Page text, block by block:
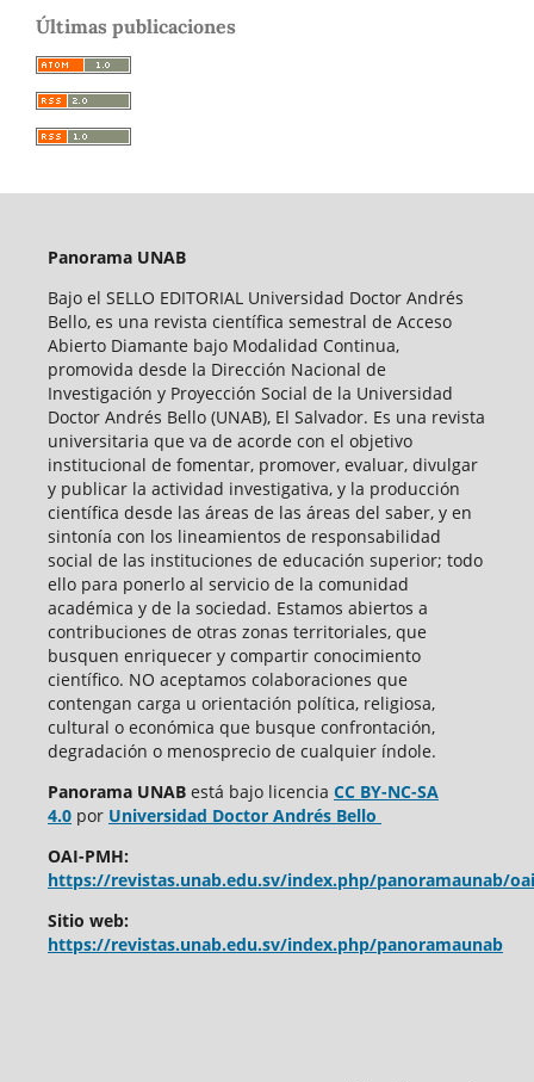
Últimas publicaciones
Panorama UNAB
Bajo el SELLO EDITORIAL Universidad Doctor Andrés
Bello, es una revista científica semestral de Acceso
Abierto Diamante bajo Modalidad Continua,
promovida desde la Dirección Nacional de
Investigación y Proyección Social de la Universidad
Doctor Andrés Bello (UNAB), El Salvador. Es una revista
universitaria que va de acorde con el objetivo
institucional de fomentar, promover, evaluar, divulgar
y publicar la actividad investigativa, y la producción
científica desde las áreas de las áreas del saber, y en
sintonía con los lineamientos de responsabilidad
social de las instituciones de educación superior; todo
ello para ponerlo al servicio de la comunidad
académica y de la sociedad. Estamos abiertos a
contribuciones de otras zonas territoriales, que
busquen enriquecer y compartir conocimiento
científico. NO aceptamos colaboraciones que
contengan carga u orientación política, religiosa,
cultural o económica que busque confrontación,
degradación o menosprecio de cualquier índole.
Panorama UNAB está bajo licencia CC BY-NC-SA
4.0por Universidad Doctor Andrés Bello
OAI-PMH:
https://revistas.unab.edu.sv/index.php/panoramaunab/oai
Sitio web:
https://revistas.unab.edu.sv/index.php/panoramaunab